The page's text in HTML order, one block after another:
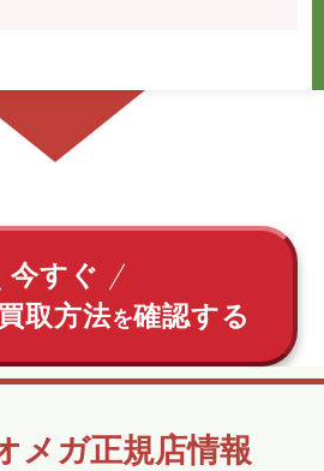
今すぐ
買取方法を確認する
メガ正規店情報